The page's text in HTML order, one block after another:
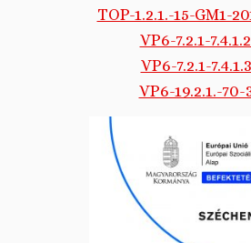
TOP-1.2.1.-15-GM1-
VP6-7.2.1-
VP6-7.2.1-
VP6-19.2.1.-70-